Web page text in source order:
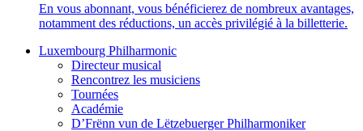
En vous abonnant, vous bénéficierez de nombreux avantages,
notamment des réductions, un accès privilégié à la billetterie.
Luxembourg Philharmonic
Directeur musical
Rencontrez les musiciens
Tournées
Académie
D’Frënn vun de Lëtzebuerger Philharmoniker